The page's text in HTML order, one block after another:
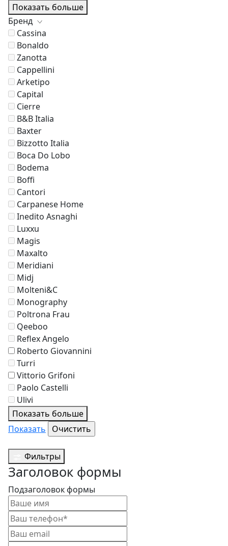
Показать больше
Бренд
Cassina
Bonaldo
Zanotta
Cappellini
Arketipo
Capital
Cierre
B&B Italia
Baxter
Bizzotto Italia
Boca Do Lobo
Bodema
Boffi
Cantori
Carpanese Home
Inedito Asnaghi
Luxxu
Magis
Maxalto
Meridiani
Midj
Molteni&C
Monography
Poltrona Frau
Qeeboo
Reflex Angelo
Roberto Giovannini
Turri
Vittorio Grifoni
Paolo Castelli
Ulivi
Показать больше
Показать
Фильтры
Заголовок формы
Подзаголовок формы